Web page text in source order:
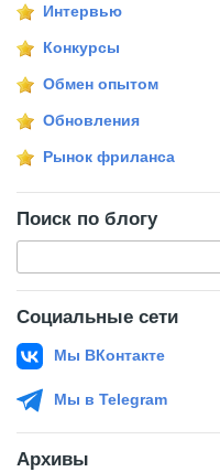
Интервью
Конкурсы
Обмен опытом
Обновления
Рынок фриланса
Поиск по блогу
Социальные сети
Мы ВКонтакте
Мы в Telegram
Архивы